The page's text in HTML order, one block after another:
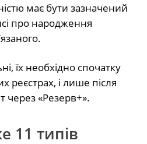
має бути зазначений
про народження
їх необхідно спочатку
реєстрах, і лише після
через «Резерв+».
11 типів